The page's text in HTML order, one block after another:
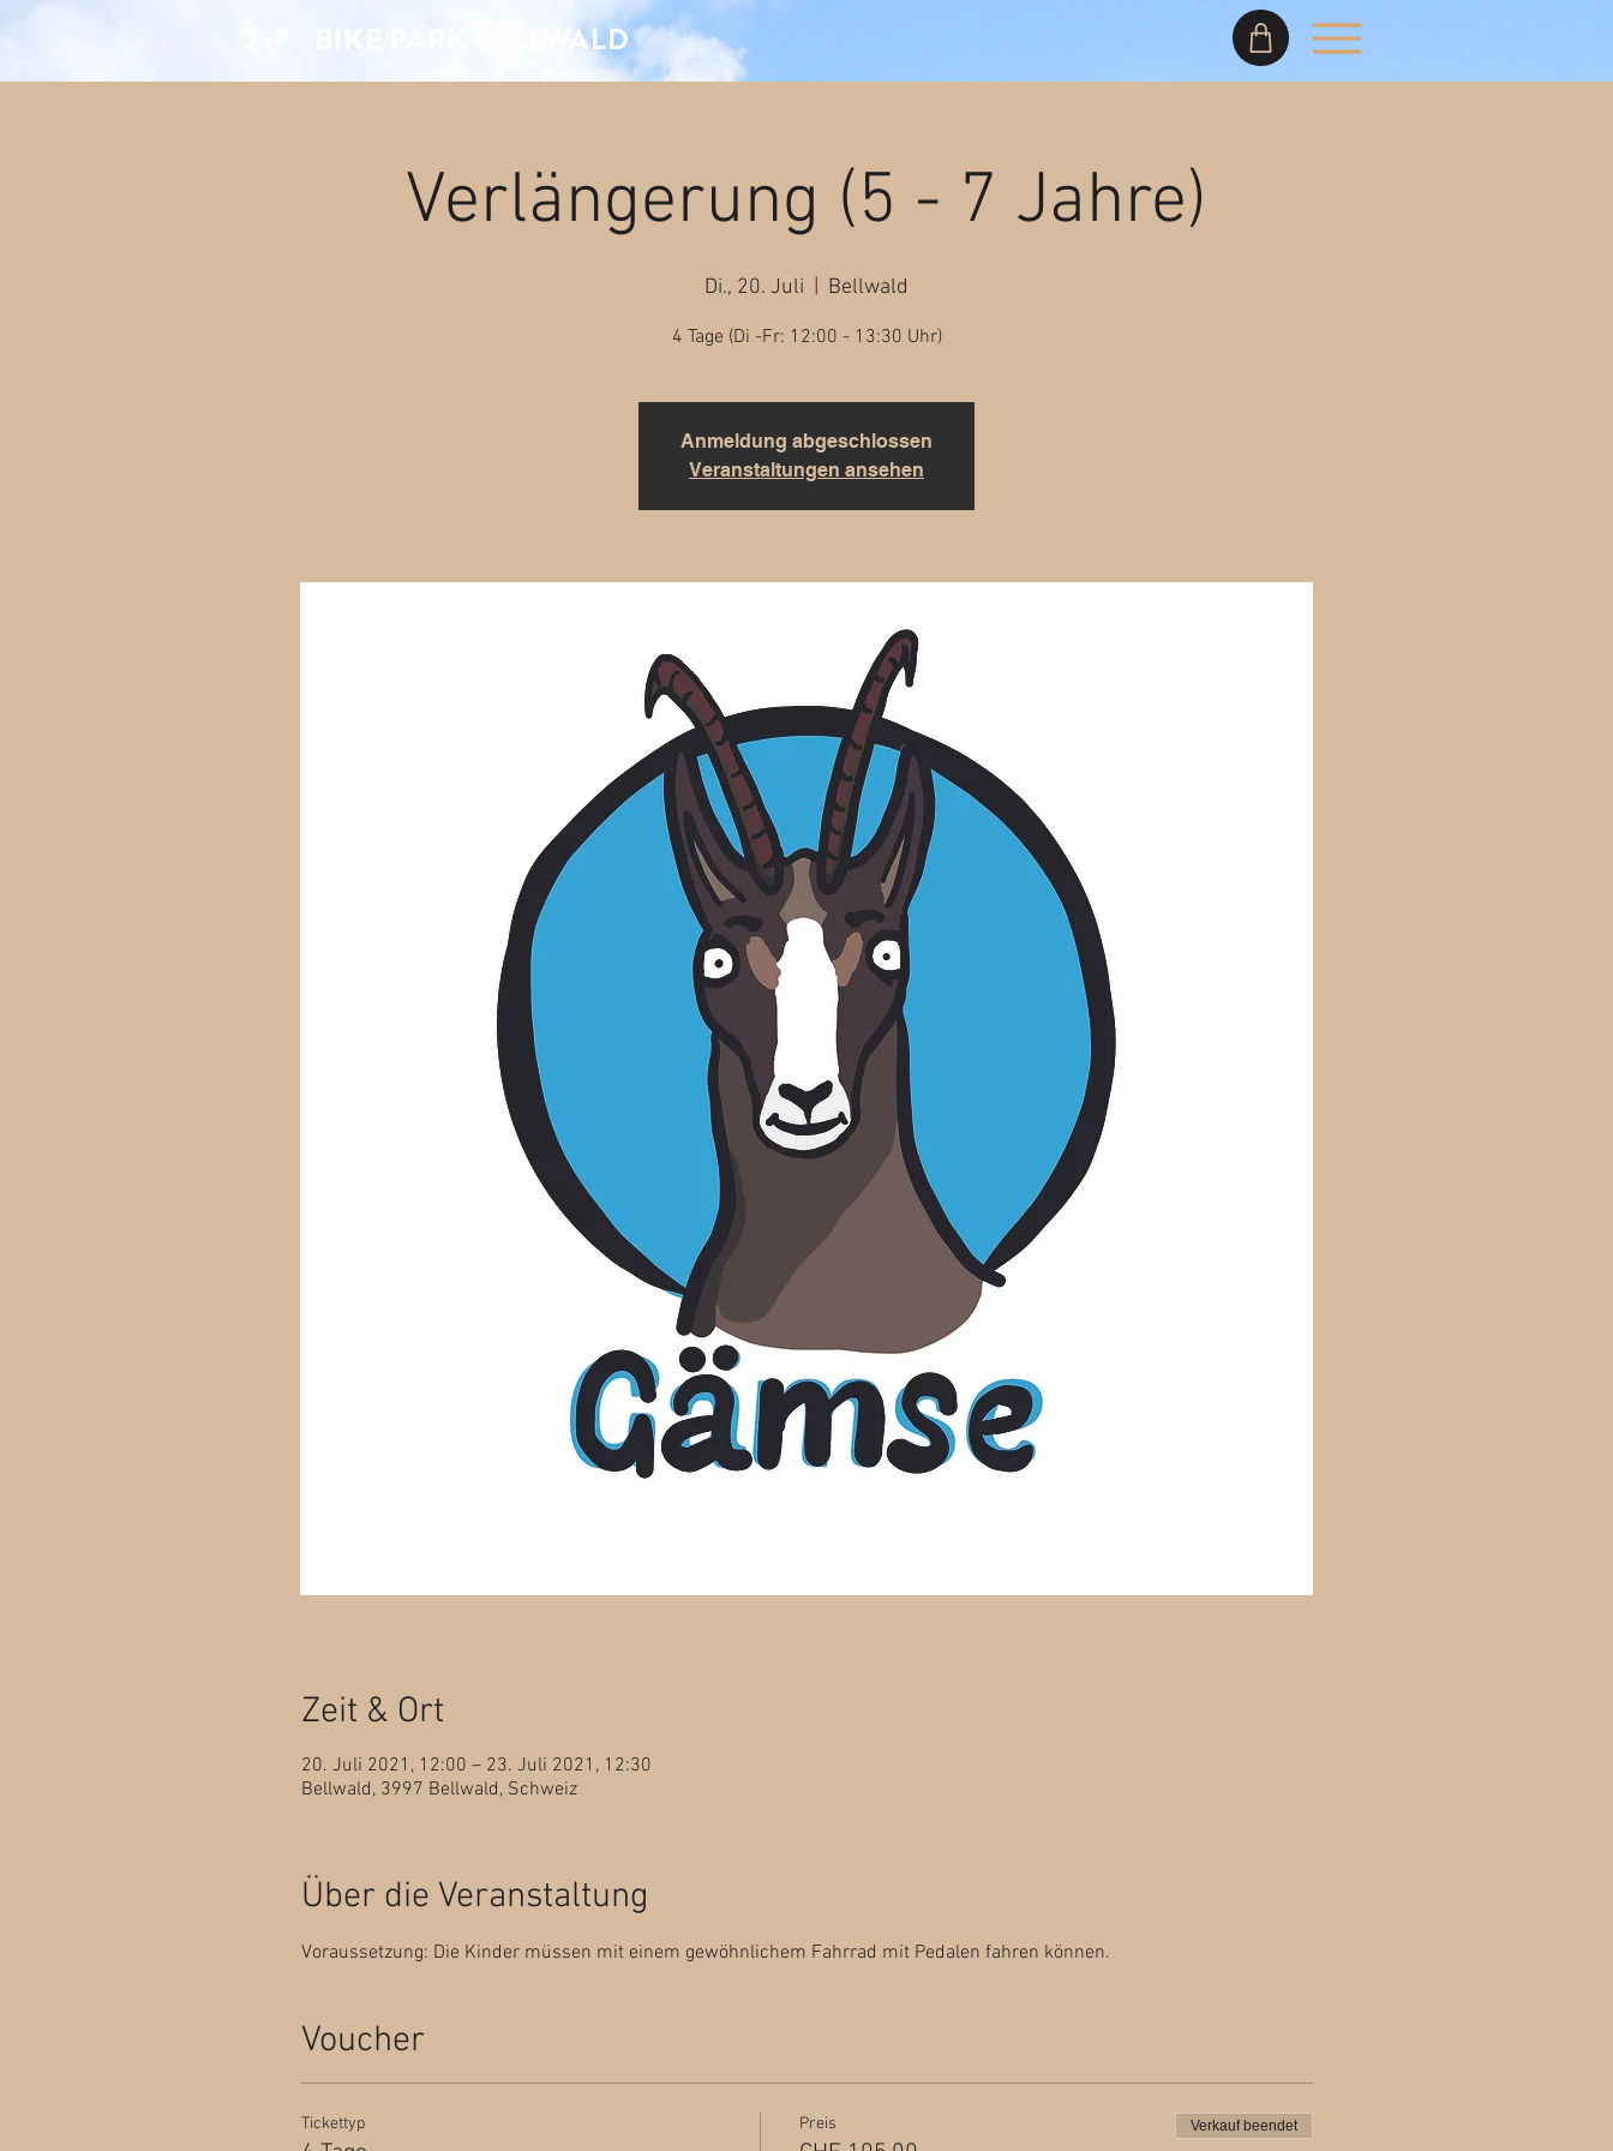
BIKE PARK BELLWALD
Verlängerung (5 - 7 Jahre)
Di., 20. Juli Bellwald
4 Tage (Di -Fr: 12:00 - 13:30 Uhr)
Anmeldung abgeschlossen
Veranstaltungen ansehen
Zeit & Ort
20. Juli 2021, 12:00 – 23. Juli 2021, 12:30
Bellwald, 3997 Bellwald, Schweiz
Über die Veranstaltung
Voraussetzung: Die Kinder müssen mit einem gewöhnlichem Fahrrad mit Pedalen fahren können.
Voucher
Tickettyp Preis Verkauf beendet